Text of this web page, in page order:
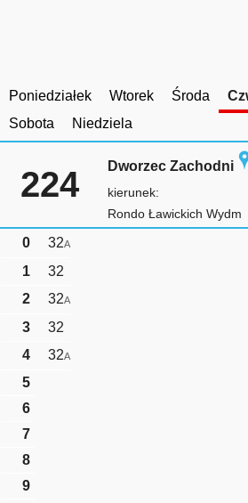
Poniedziałek Wtorek Środa
Sobota
Niedziela
224 Dworzec Zachodni
kierunek:
Rondo Ławickich Wydm
0 32A
1
32
2
32A
3
32
4
32A
5
6
7
8
9